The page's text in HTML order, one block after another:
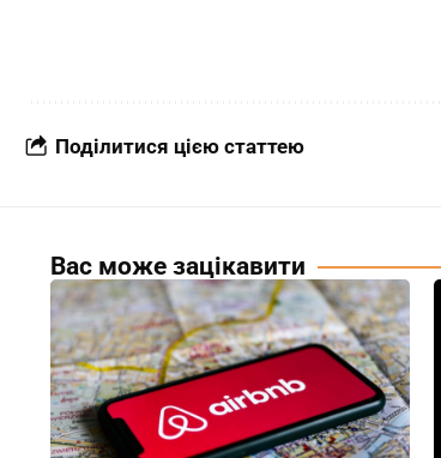
Поділитися цією статтею
Вас може зацікавити